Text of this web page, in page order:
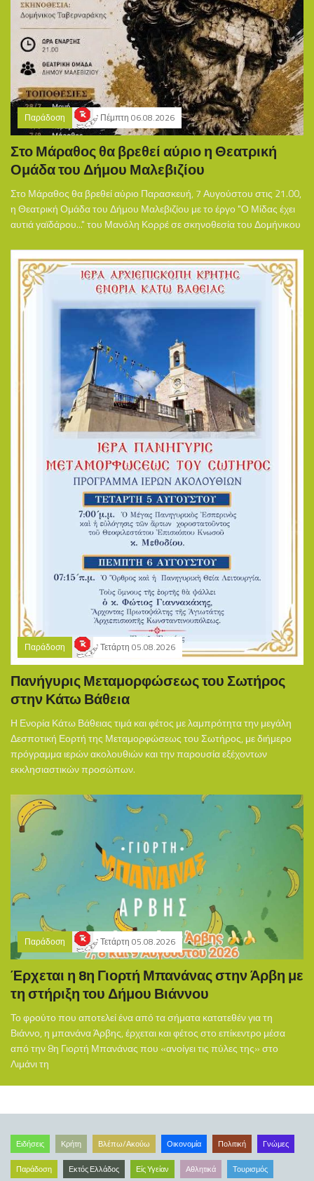
Παράδοση Πέμπτη 06.08.2026
Στο Μάραθος θα βρεθεί αύριο η Θεατρική
Ομάδα του Δήμου Μαλεβιζίου
Στο Μάραθος θα βρεθεί αύριο Παρασκευή, 7 Αυγούστου στις 21.00,
η Θεατρική Ομάδα του Δήμου Μαλεβιζίου με το έργο "Ο Μίδας έχει
αυτιά γαϊδάρου..." του Μανόλη Κορρέ σε σκηνοθεσία του Δομήνικου
Παράδοση Τετάρτη 05.08.2026
Πανήγυρις Μεταμορφώσεως του Σωτήρος
στην Κάτω Βάθεια
Η Ενορία Κάτω Βάθειας τιμά και φέτος με λαμπρότητα την μεγάλη
Δεσποτική Εορτή της Μεταμορφώσεως του Σωτήρος, με διήμερο
πρόγραμμα ιερών ακολουθιών και την παρουσία εξέχοντων
εκκλησιαστικών προσώπων.
Παράδοση Τετάρτη 05.08.2026
Έρχεται η 8η Γιορτή Μπανάνας στην Άρβη με
τη στήριξη του Δήμου Βιάννου
Το φρούτο που αποτελεί ένα από τα σήματα κατατεθέν για τη
Βιάννο, η μπανάνα Άρβης, έρχεται και φέτος στο επίκεντρο μέσα
από την 8η Γιορτή Μπανάνας που «ανοίγει τις πύλες της» στο
Λιμάνι τη
Ειδήσεις Κρήτη Βλέπω/Ακούω Οικονομία Πολιτική Γνώμες
Παράδοση Εκτός Ελλάδος Είς Υγείαν Αθλητικά Τουρισμός